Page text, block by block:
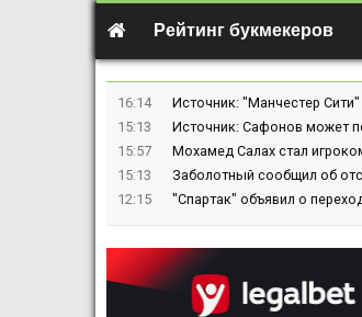
Рейтинг букмекеров
16:14
Источник: "Манчестер
15:13
Источник: Сафонов может
15:57
Мохамед Салах стал
15:13
Заболотный сообщил об
12:15
"Спартак" объявил о